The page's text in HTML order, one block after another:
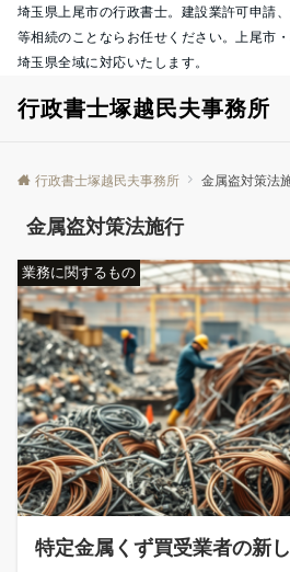
埼玉県上尾市の行政書士。建設業許可申請
等相続のことならお任せください。上尾市
埼玉県全域に対応いたします。
行政書士塚越民夫事務所
行政書士塚越民夫事務所 金属盗対策法
金属盗対策法施行
業務に関するもの
特定金属くず買受業者の新